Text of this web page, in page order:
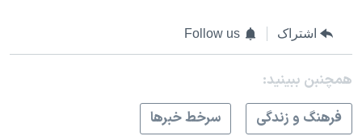
اشتراک Follow us
همچنبن ببینید:
فرهنگ و زندگی
سرخط خبرها